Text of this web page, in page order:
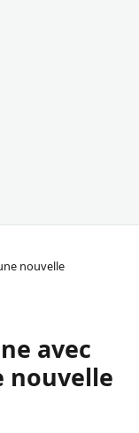
nouvelle
avec
nouvelle